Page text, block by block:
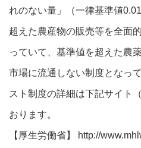
れのない量」（一律基準値
超えた農産物の販売等を全面
っていて、基準値を超えた農
市場に流通しない制度となっ
スト制度の詳細は下記サイト
おります。
【厚生労働省】 http://